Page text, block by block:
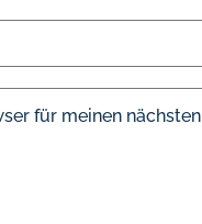
für meinen nächsten